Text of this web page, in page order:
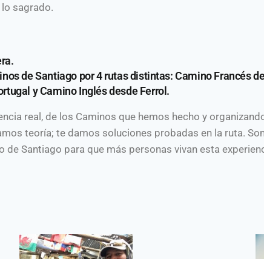
sagrado.
de Santiago por 4 rutas distintas: Camino Francés
y Camino Inglés desde Ferrol.
real, de los Caminos que hemos hecho y
teoría; te damos soluciones probadas en la ruta.
Santiago para que más personas vivan esta